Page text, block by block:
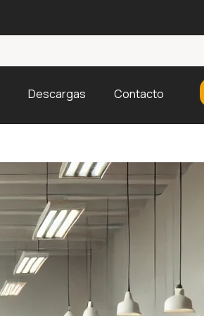
Descargas Contacto